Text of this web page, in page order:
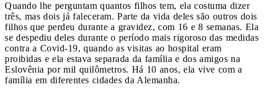
Quando lhe perguntam quantos filhos tem, ela costuma dizer
três, mas dois já faleceram. Parte da vida deles são outros dois
filhos que perdeu durante a gravidez, com 16 e 8 semanas. Ela
se despediu deles durante o período mais rigoroso das medidas
contra a Covid-19, quando as visitas ao hospital eram
proibidas e ela estava separada da família e dos amigos na
Eslovênia por mil quilômetros. Há 10 anos, ela vive com a
família em diferentes cidades da Alemanha.